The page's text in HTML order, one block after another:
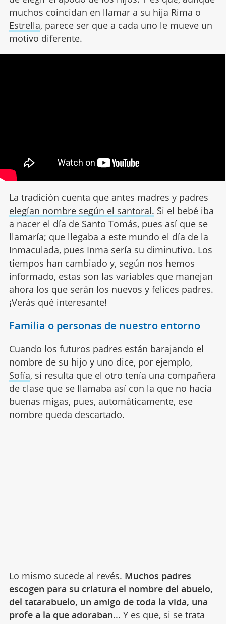
muchos coincidan en llamar a su hija Rima o
Estrella, parece ser que a cada uno le mueve un
motivo diferente.
La tradición cuenta que antes madres y padres
elegían nombre según el santoral. Si el bebé iba
a nacer el día de Santo Tomás, pues así que se
llamaría; que llegaba a este mundo el día de la
Inmaculada, pues Inma sería su diminutivo. Los
tiempos han cambiado y, según nos hemos
informado, estas son las variables que manejan
ahora los que serán los nuevos y felices padres.
¡Verás qué interesante!
Familia o personas de nuestro entorno
Cuando los futuros padres están barajando el
nombre de su hijo y uno dice, por ejemplo,
Sofía, si resulta que el otro tenía una compañera
de clase que se llamaba así con la que no hacía
buenas migas, pues, automáticamente, ese
nombre queda descartado.
Lo mismo sucede al revés. Muchos padres
escogen para su criatura el nombre del abuelo,
del tatarabuelo, un amigo de toda la vida, una
profe a la que adoraban... Y es que, si se trata